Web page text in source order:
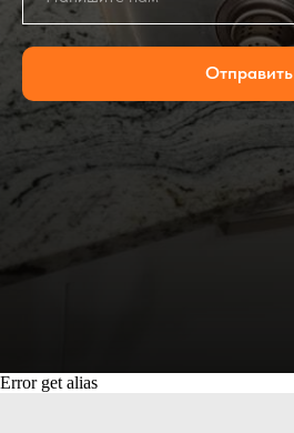
Отправить
Error get alias